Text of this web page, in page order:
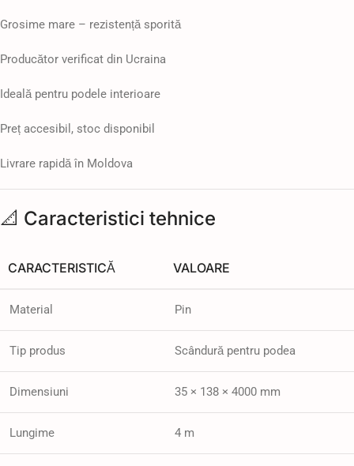
Grosime mare – rezistență sporită
Producător verificat din Ucraina
Ideală pentru podele interioare
Preț accesibil, stoc disponibil
Livrare rapidă în Moldova
📐 Caracteristici tehnice
CARACTERISTICĂ VALOARE
Material Pin
Tip produs Scândură pentru podea
Dimensiuni 35 × 138 × 4000 mm
Lungime 4 m